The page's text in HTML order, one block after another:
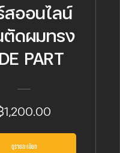
สออนไลน์
ดผมทรง
PART
1,200.00
ดูรายละเอียด